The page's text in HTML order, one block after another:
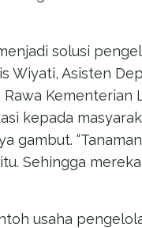
solusi
Wiyati, Asisten
Kementerian
kepada
gambut.
Sehingga
usaha